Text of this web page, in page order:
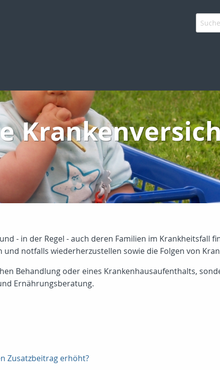
- in der Regel - auch deren Familien im Krankheitsfall
notfalls wiederherzustellen sowie die Folgen von
Behandlung oder eines Krankenhausaufenthalts,
Ernährungsberatung.
Zusatzbeitrag erhöht?